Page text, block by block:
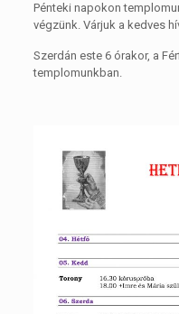
Pénteki napokon
végzünk. Várjuk a kedves
Szerdán este 6 órakor, a
templomunkban.